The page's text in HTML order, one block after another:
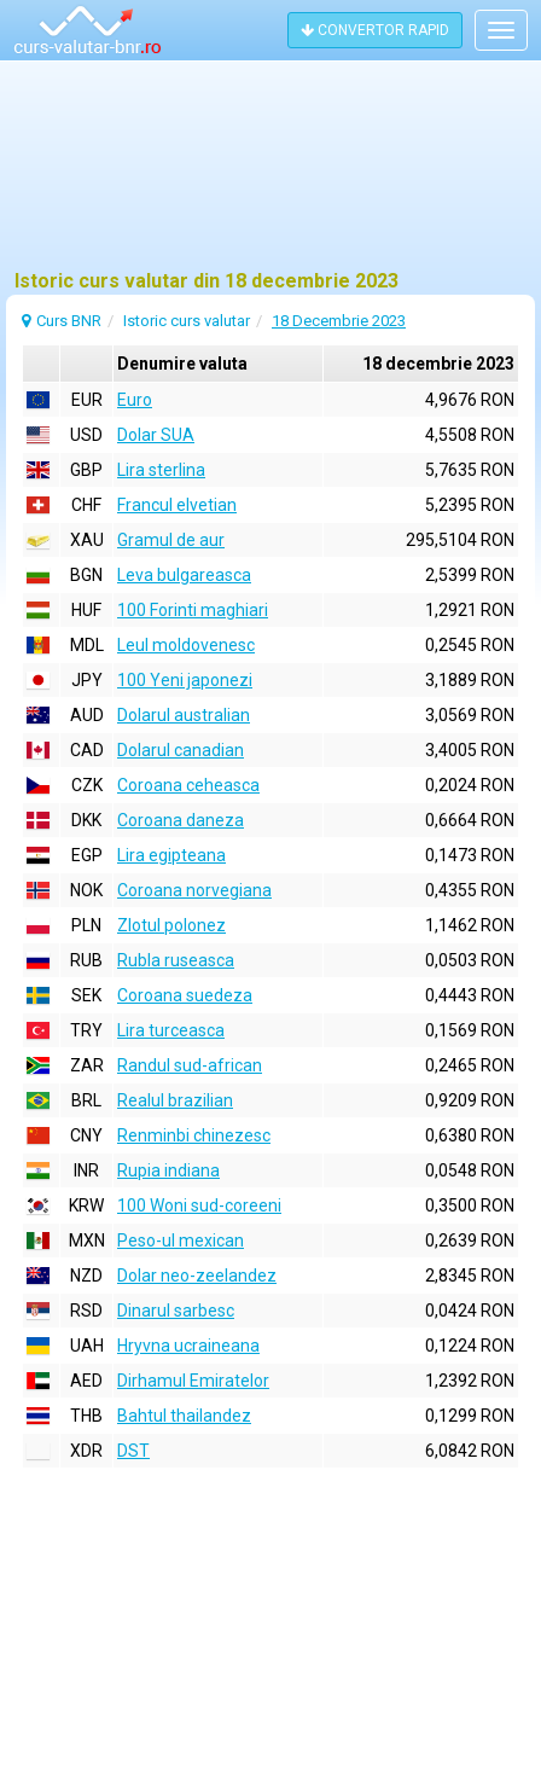
CONVERTOR RAPID
Istoric curs valutar din 18 decembrie 2023
Curs BNR Istoric curs valutar 18 Decembrie 2023
Denumire valuta
18 decembrie 2023
EUR
Euro
4,9676 RON
USD
Dolar SUA
4,5508 RON
GBP
Lira sterlina
5,7635 RON
CHF
Francul elvetian
5,2395 RON
XAU
Gramul de aur
295,5104 RON
BGN
Leva bulgareasca
2,5399 RON
HUF
100 Forinti maghiari
1,2921 RON
MDL
Leul moldovenesc
0,2545 RON
JPY
100 Yeni japonezi
3,1889 RON
AUD
Dolarul australian
3,0569 RON
CAD
Dolarul canadian
3,4005 RON
CZK
Coroana ceheasca
0,2024 RON
DKK
Coroana daneza
0,6664 RON
EGP
Lira egipteana
0,1473 RON
NOK
Coroana norvegiana
0,4355 RON
PLN
Zlotul polonez
1,1462 RON
RUB
Rubla ruseasca
0,0503 RON
SEK
Coroana suedeza
0,4443 RON
TRY
Lira turceasca
0,1569 RON
ZAR
Randul sud-african
0,2465 RON
BRL
Realul brazilian
0,9209 RON
CNY
Renminbi chinezesc
0,6380 RON
INR
Rupia indiana
0,0548 RON
KRW
100 Woni sud-coreeni
0,3500 RON
MXN
Peso-ul mexican
0,2639 RON
NZD
Dolar neo-zeelandez
2,8345 RON
RSD
Dinarul sarbesc
0,0424 RON
UAH
Hryvna ucraineana
0,1224 RON
AED
Dirhamul Emiratelor
1,2392 RON
THB
Bahtul thailandez
0,1299 RON
XDR
DST 6,0842 RON